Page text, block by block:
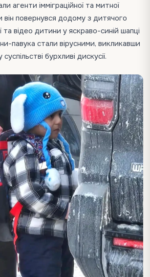
агенти імміграційної та митної
він повернувся додому з дитячого
та відео дитини у яскраво-синій шапці
павука стали вірусними, викликавши
бурхливі дискусії.